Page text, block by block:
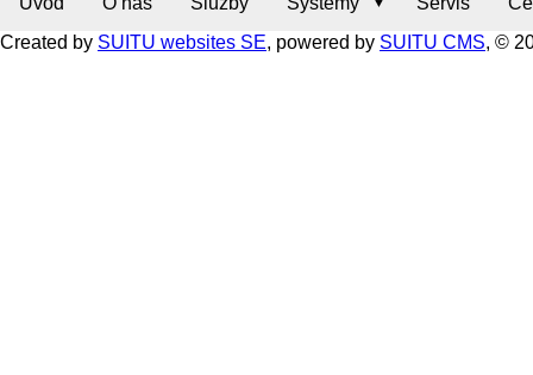
Created by SUITU websites SE, powered by SUITU CMS, ©